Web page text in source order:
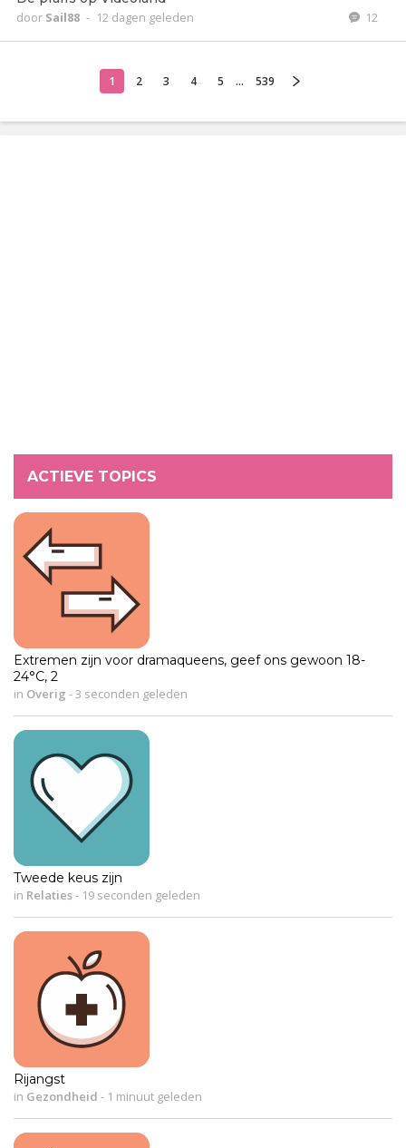
door Sail88 - 12 dagen geleden 12
1 2 3 4 5 ... 539
ACTIEVE TOPICS
Extremen zijn voor dramaqueens, geef ons gewoon 18-
24°C, 2
in Overig - 3 seconden geleden
Tweede keus zijn
in Relaties- 19 seconden geleden
Rijangst
in Gezondheid - 1 minuut geleden